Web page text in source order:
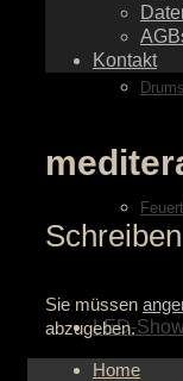
LED-
Kontakt
Sie müssen
abzugeben.
Home